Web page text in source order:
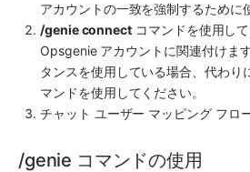
アカウントの一致を強制するために
/genie connect コマンドを使用して
Opsgenie アカウントに関連付けます
タンスを使用している場合、代わり
マンドを使用してください。
チャット ユーザー マッピング フロ
/genie コマンドの使用